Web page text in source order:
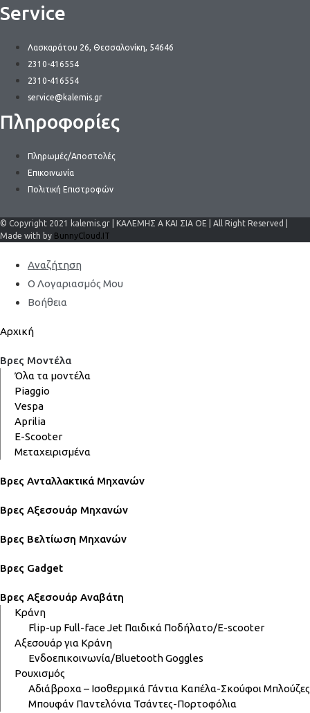
Service
Λασκαράτου 26, Θεσσαλονίκη, 54646
2310-416554
2310-416554
service@kalemis.gr
Πληροφορίες
Πληρωμές/Αποστολές
Επικοινωνία
Πολιτική Επιστροφών
© Copyright 2021 kalemis.gr | ΚΑΛΕΜΗΣ Α ΚΑΙ ΣΙΑ ΟΕ | All Right Reserved |
Made with by BunnyCloud.IT
Αναζήτηση
Ο Λογαριασμός Μου
Βοήθεια
Αρχική
Βρες Μοντέλα
Όλα τα μοντέλα
Piaggio
Vespa
Aprilia
E-Scooter
Μεταχειρισμένα
Βρες Ανταλλακτικά Μηχανών
Βρες Αξεσουάρ Μηχανών
Βρες Βελτίωση Μηχανών
Βρες Gadget
Βρες Αξεσουάρ Αναβάτη
Κράνη
Flip-up Full-faceJet Παιδικά Ποδήλατο/E-scooter
Αξεσουάρ για Κράνη
Ενδοεπικοινωνία/BluetoothGoggles
Ρουχισμός
Αδιάβροχα – Ισοθερμικά Γάντια Καπέλα-Σκούφοι Μπλούζες
Μπουφάν Παντελόνια Τσάντες-Πορτοφόλια